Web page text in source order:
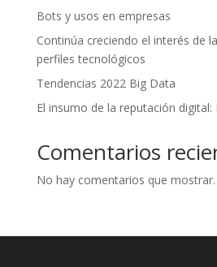
Bots y usos en empresas
Continúa creciendo el interés de
perfiles tecnológicos
Tendencias 2022 Big Data
El insumo de la reputación digital:
Comentarios
No hay comentarios que mostrar.